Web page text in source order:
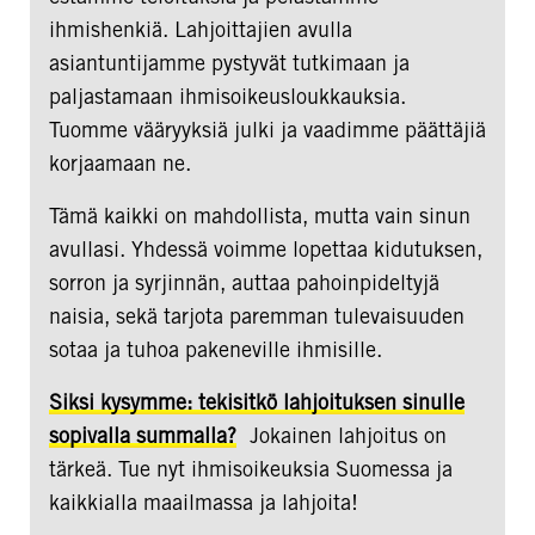
ihmishenkiä. Lahjoittajien avulla
asiantuntijamme pystyvät tutkimaan ja
paljastamaan ihmisoikeusloukkauksia.
Tuomme vääryyksiä julki ja vaadimme päättäjiä
korjaamaan ne.
Tämä kaikki on mahdollista, mutta vain sinun
avullasi. Yhdessä voimme lopettaa kidutuksen,
sorron ja syrjinnän, auttaa pahoinpideltyjä
naisia, sekä tarjota paremman tulevaisuuden
sotaa ja tuhoa pakeneville ihmisille.
Siksi kysymme: tekisitkö lahjoituksen sinulle
sopivalla summalla? Jokainen lahjoitus on
tärkeä. Tue nyt ihmisoikeuksia Suomessa ja
kaikkialla maailmassa ja lahjoita!